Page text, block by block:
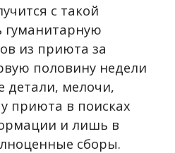
с такой
гуманитарную
из приюта за
половину недели
детали, мелочи,
приюта в поисках
и лишь в
сборы.